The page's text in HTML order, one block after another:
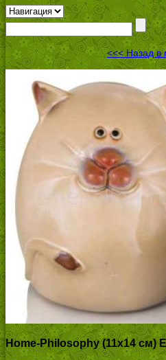
<<< Назад в
Home-Philosophy (11х14 см)